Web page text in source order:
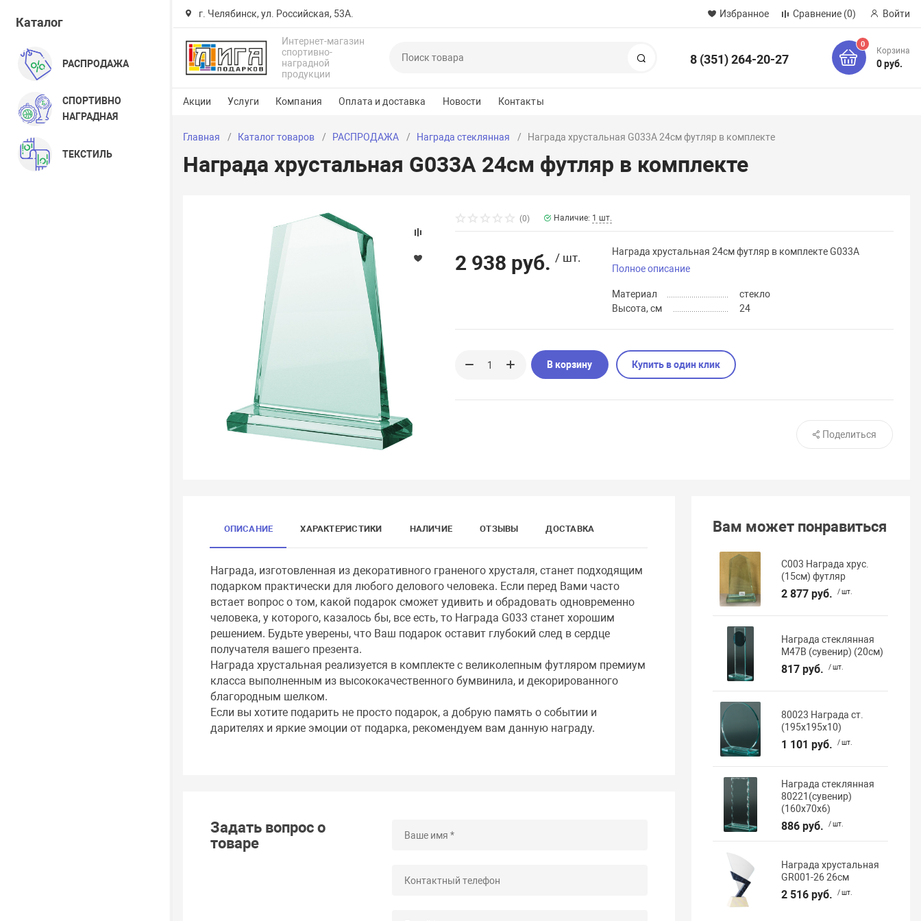
г. Челябинск, ул. Российская, 53А. Избранное Сравнение (0) Войти
Интернет-магазин
спортивно-
наградной
продукции
8 (351) 264-20-27
0
Корзина
0 руб.
Акции Услуги Компания Оплата и доставка Новости Контакты
Каталог
РАСПРОДАЖА
СПОРТИВНО
НАГРАДНАЯ
ТЕКСТИЛЬ
Главная Каталог товаров РАСПРОДАЖА Награда стеклянная Награда хрустальная G033A 24см футляр в комплекте
Награда хрустальная G033A 24см футляр в комплекте
(0) Наличие: 1 шт.
2 938 руб. / шт.
Награда хрустальная 24см футляр в комплекте G033A
Полное описание
Материал
стекло
Высота, см
24
В корзину Купить в один клик
Поделиться
ОПИСАНИЕ ХАРАКТЕРИСТИКИ НАЛИЧИЕ ОТЗЫВЫ ДОСТАВКА
Награда, изготовленная из декоративного граненого хрусталя, станет подходящим
подарком практически для любого делового человека. Если перед Вами часто
встает вопрос о том, какой подарок сможет удивить и обрадовать одновременно
человека, у которого, казалось бы, все есть, то Награда G033 станет хорошим
решением. Будьте уверены, что Ваш подарок оставит глубокий след в сердце
получателя вашего презента.
Награда хрустальная реализуется в комплекте с великолепным футляром премиум
класса выполненным из высококачественного бумвинила, и декорированного
благородным шелком.
Если вы хотите подарить не просто подарок, а добрую память о событии и
дарителях и яркие эмоции от подарка, рекомендуем вам данную награду.
Задать вопрос о
товаре
Вам может понравиться
С003 Награда хрус.
(15см) футляр
2 877 руб. / шт.
Награда стеклянная
M47B (сувенир) (20см)
817 руб. / шт.
80023 Награда ст.
(195х195х10)
1 101 руб. / шт.
Награда стеклянная
80221(сувенир)
(160х70х6)
886 руб. / шт.
Награда хрустальная
GR001-26 26см
2 516 руб. / шт.